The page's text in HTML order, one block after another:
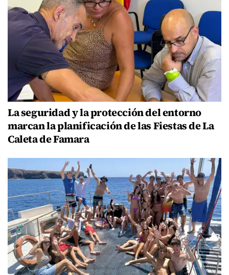
La seguridad y la protección del entorno
marcan la planificación de las Fiestas de La
Caleta de Famara